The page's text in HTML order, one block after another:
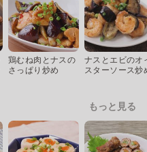
鶏むね肉とナスの
さっぱり炒め
ナスとエビのオ
スターソース炒
もっと見る